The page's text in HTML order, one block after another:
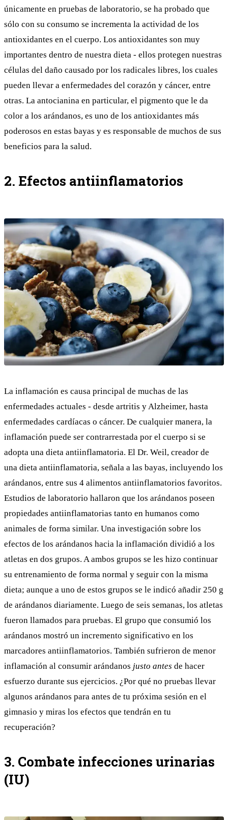
únicamente en pruebas de laboratorio, se ha probado que
sólo con su consumo se incrementa la actividad de los
antioxidantes en el cuerpo. Los antioxidantes son muy
importantes dentro de nuestra dieta - ellos protegen nuestras
células del daño causado por los radicales libres, los cuales
pueden llevar a enfermedades del corazón y cáncer, entre
otras. La antocianina en particular, el pigmento que le da
color a los arándanos, es uno de los antioxidantes más
poderosos en estas bayas y es responsable de muchos de sus
beneficios para la salud.
2. Efectos antiinflamatorios
La inflamación es causa principal de muchas de las
enfermedades actuales - desde artritis y Alzheimer, hasta
enfermedades cardíacas o cáncer. De cualquier manera, la
inflamación puede ser contrarrestada por el cuerpo si se
adopta una dieta antiinflamatoria. El Dr. Weil, creador de
una dieta antiinflamatoria, señala a las bayas, incluyendo los
arándanos, entre sus 4 alimentos antiinflamatorios favoritos.
Estudios de laboratorio hallaron que los arándanos poseen
propiedades antiinflamatorias tanto en humanos como
animales de forma similar. Una investigación sobre los
efectos de los arándanos hacia la inflamación dividió a los
atletas en dos grupos. A ambos grupos se les hizo continuar
su entrenamiento de forma normal y seguir con la misma
dieta; aunque a uno de estos grupos se le indicó añadir 250 g
de arándanos diariamente. Luego de seis semanas, los atletas
fueron llamados para pruebas. El grupo que consumió los
arándanos mostró un incremento significativo en los
marcadores antiinflamatorios. También sufrieron de menor
inflamación al consumir arándanos justo antes de hacer
esfuerzo durante sus ejercicios. ¿Por qué no pruebas llevar
algunos arándanos para antes de tu próxima sesión en el
gimnasio y miras los efectos que tendrán en tu
recuperación?
3. Combate infecciones urinarias
(IU)